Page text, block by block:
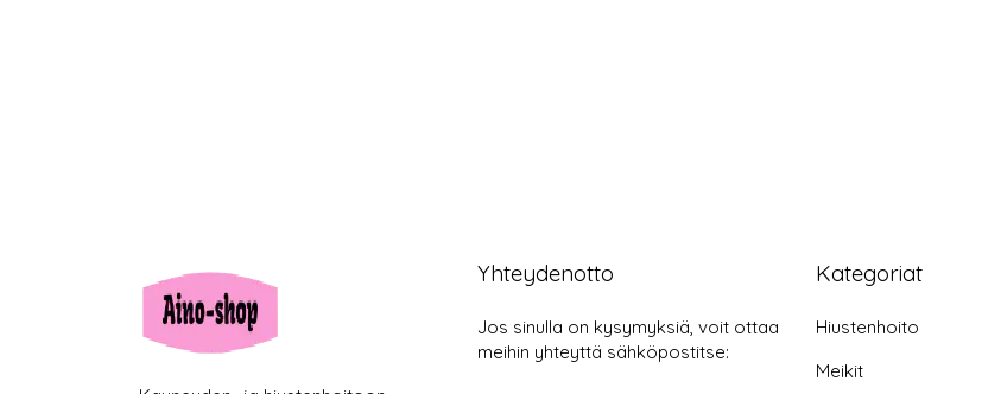
Yhteydenotto
Jos sinulla on kysymyksiä, voit ottaa
meihin yhteyttä sähköpostitse:
Kategoriat
Hiustenhoito
Meikit